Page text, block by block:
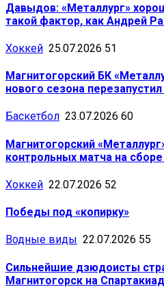
Давыдов: «Металлург»
такой фактор, как Андрей
Хоккей 25.07.2026 51
Магнитогорский БК
нового сезона
Баскетбол 23.07.2026 60
Магнитогорский
контрольных матча на
Хоккей 22.07.2026 52
Победы под «копирку»
Водные виды 22.07.2026 55
Сильнейшие дзюдоисты
Магнитогорск на